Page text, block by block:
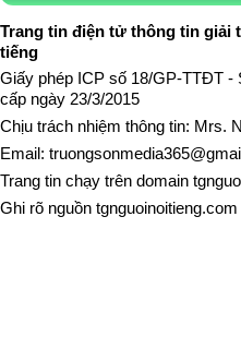
Trang tin điện tử thông tin giải
tiếng
Giấy phép ICP số 18/GP-TTĐT -
cấp ngày 23/3/2015
Chịu trách nhiệm thông tin: Mrs.
Email:
Trang tin chạy trên domain
Ghi rõ nguồn tgnguoinoitieng.com